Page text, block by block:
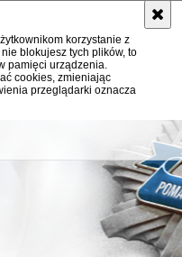
korzystanie z
blokujesz tych plików, to
pamięci urządzenia.
cookies, zmieniając
przeglądarki oznacza